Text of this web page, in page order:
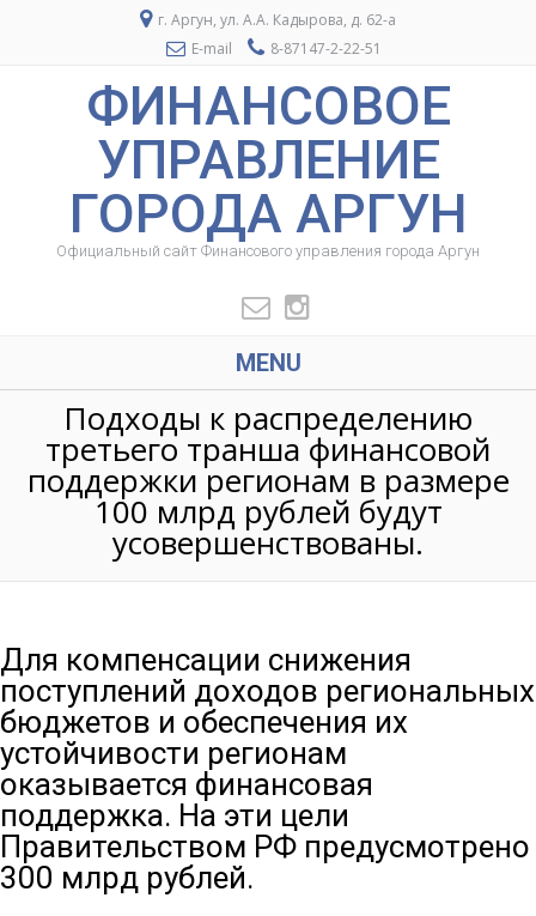
г. Аргун, ул. А.А. Кадырова, д. 62-а
E-mail
8-87147-2-22-51
ФИНАНСОВОЕ
УПРАВЛЕНИЕ
ГОРОДА АРГУН
Официальный сайт Финансового управления города Аргун
MENU
Подходы к распределению
третьего транша финансовой
поддержки регионам в размере
100 млрд рублей будут
усовершенствованы.
Для компенсации снижения
поступлений доходов региональных
бюджетов и обеспечения их
устойчивости регионам
оказывается финансовая
поддержка. На эти цели
Правительством РФ предусмотрено
300 млрд рублей.